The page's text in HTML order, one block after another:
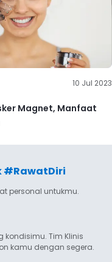
10 Jul 2023
Magnet, Manfaat
#RawatDiri
personal untukmu.
kondisimu. Tim Klinis
kamu dengan segera.